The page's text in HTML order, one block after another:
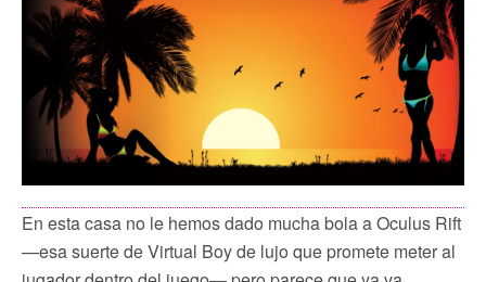
En esta casa no le hemos dado mucha bola a Oculus Rift
—esa suerte de Virtual Boy de lujo que promete meter al